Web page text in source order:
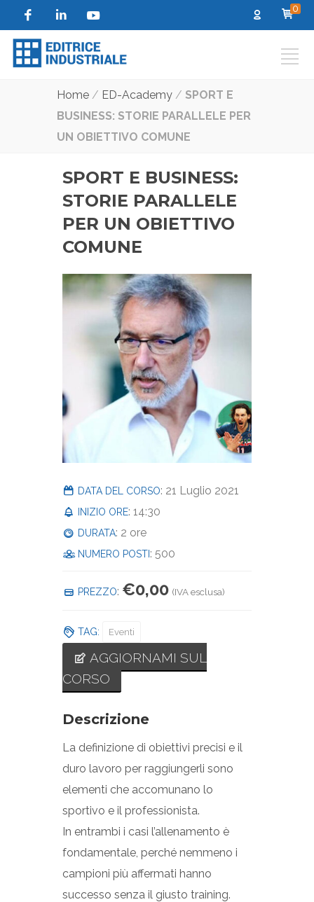
0
Home / ED-Academy / SPORT E
BUSINESS: STORIE PARALLELE PER
UN OBIETTIVO COMUNE
SPORT E BUSINESS:
STORIE PARALLELE
PER UN OBIETTIVO
COMUNE
DATA DEL CORSO: 21 Luglio 2021
INIZIO ORE: 14:30
DURATA: 2 ore
NUMERO POSTI : 500
PREZZO: €0,00 (IVA esclusa)
TAG: Eventi
AGGIORNAMI SUL
CORSO
Descrizione
La definizione di obiettivi precisi e il
duro lavoro per raggiungerli sono
elementi che accomunano lo
sportivo e il professionista.
In entrambi i casi l’allenamento è
fondamentale, perché nemmeno i
campioni più affermati hanno
successo senza il giusto training.